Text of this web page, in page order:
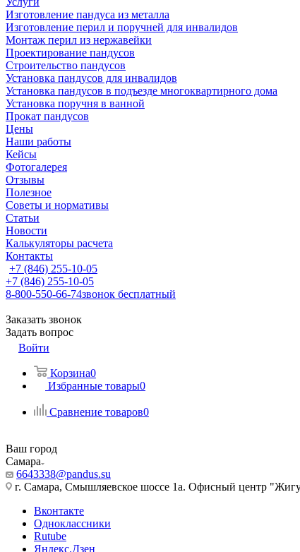
Изготовление пандуса из металла
Изготовление перил и поручней для инвалидов
Монтаж перил из нержавейки
Проектирование пандусов
Строительство пандусов
Установка пандусов для инвалидов
Установка пандусов в подъезде многоквартирного дома
Установка поручня в ванной
Прокат пандусов
Цены
Наши работы
Кейсы
Фотогалерея
Отзывы
Полезное
Советы и нормативы
Статьи
Новости
Калькуляторы расчета
Контакты
+7 (846) 255-10-05
+7 (846) 255-10-05
8-800-550-66-74звонок бесплатный
Заказать звонок
Задать вопрос
Войти
Корзина0
Избранные товары0
Сравнение товаров0
Ваш город
Самара
6643338@pandus.su
г. Самара, Смышляевское шоссе 1а. Офисный центр
Вконтакте
Одноклассники
Rutube
Яндекс.Дзен